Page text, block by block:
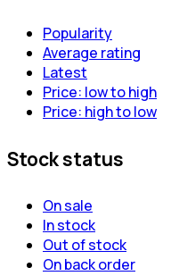
Popularity
Average rating
Latest
Price: low to high
Price: high to low
Stock status
On sale
In stock
Out of stock
On back order